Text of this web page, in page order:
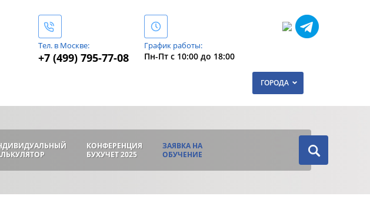
ГОРОДА
Тел. в Москве:
+7 (499) 795-77-08
График работы:
Пн-Пт с 10:00 до 18:00
КОНФЕРЕНЦИЯ
БУХУЧЕТ 2025
ЗАЯВКА НА
ОБУЧЕНИЕ